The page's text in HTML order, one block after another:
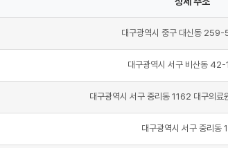
대구광역시 중구 대신동 259-
대구광역시 서구 비산동
대구광역시 서구 중리동 1162 대구의료
대구광역시 서구 중리동